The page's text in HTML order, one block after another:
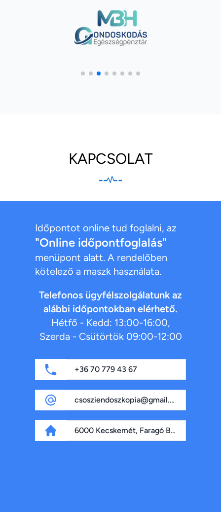
KAPCSOLAT
Időpontot online tud foglalni, az
"Online időpontfoglalás"
menüpont alatt. A rendelőben
kötelező a maszk használata.
Telefonos ügyfélszolgálatunk az
alábbi időpontokban elérhető.
Hétfő - Kedd: 13:00-16:00,
Szerda - Csütörtök 09:00-12:00
+36 70 779 43 67
csosziendoszkopia@gmail.com
6000 Kecskemét, Faragó Béla fasor 4